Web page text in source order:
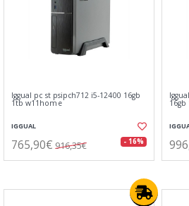
Iggual pc st psipch712 i5-12400 16gb
1tb w11home
IGGUAL
765,90€ 916,35€ - 16%
16gb